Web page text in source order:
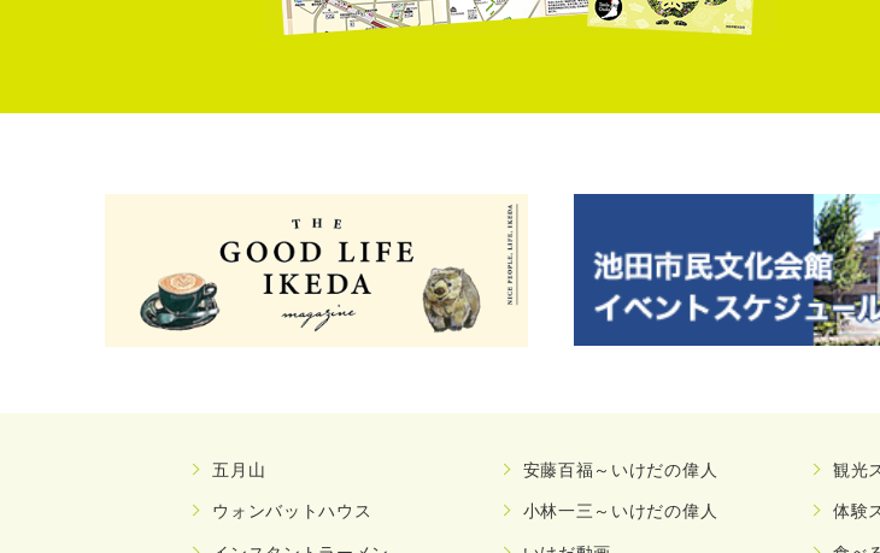
五月山
ウォンバットハウス
安藤百福～いけだの偉人
小林一三～いけだの偉人
観光
体験